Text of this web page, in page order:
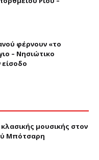
φέρνουν «το
– Νησιώτικο
μουσικής στον
Μπότσαρη